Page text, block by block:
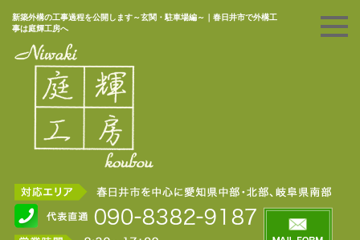
新築外構の工事過程を公開します～玄関・駐車場編～｜春日井市で外構工
事は庭輝工房へ